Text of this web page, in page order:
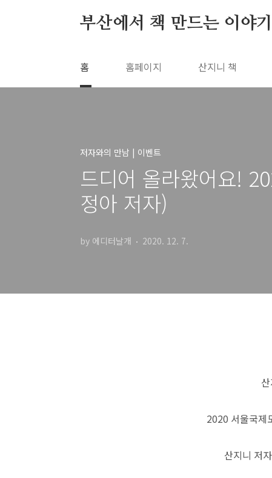
부산에서 책 만드는 이야
홈 홈페이지 산지니 책
저자와의 만남 | 이벤트
드디어 올라왔어요!
정아 저자)
by 에디터날개 2020. 12. 7.
2020 서울국제
산지니 저